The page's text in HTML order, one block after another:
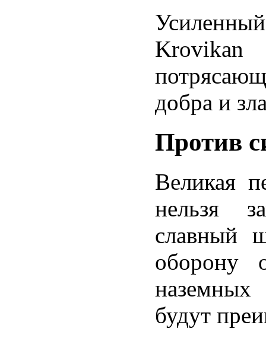
добра и
Против
Великая
нельзя
славный
оборону
наземных
будут